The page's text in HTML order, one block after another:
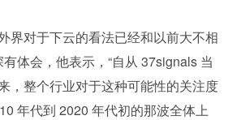
界对于下云的看法已经和以前大不相
体会，他表示，“自从 37signals 当
，整个行业对于这种可能性的关注度
年代到 2020 年代初的那波全体上